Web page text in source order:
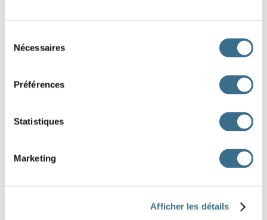
Nécessaires
Préférences
Statistiques
Marketing
Afficher les détails